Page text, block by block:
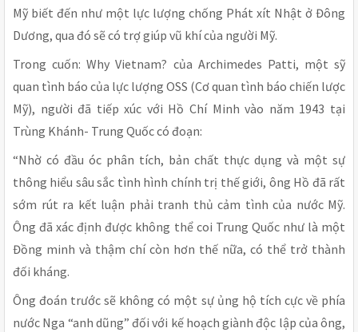
Mỹ biết đến như một lực lượng chống Phát xít Nhật ở Đông
Dương, qua đó sẽ có trợ giúp vũ khí của người Mỹ.
Trong cuốn: Why Vietnam? của Archimedes Patti, một sỹ
quan tình báo của lực lượng OSS (Cơ quan tình báo chiến lược
Mỹ), người đã tiếp xúc với Hồ Chí Minh vào năm 1943 tại
Trùng Khánh- Trung Quốc có đoạn:
“Nhờ có đầu óc phân tích, bản chất thực dụng và một sự
thông hiểu sâu sắc tình hình chính trị thế giới, ông Hồ đã rất
sớm rút ra kết luận phải tranh thủ cảm tình của nước Mỹ.
Ông đã xác định được không thể coi Trung Quốc như là một
Đồng minh và thậm chí còn hơn thế nữa, có thể trở thành
đối kháng.
Ông đoán trước sẽ không có một sự ủng hộ tích cực về phía
nước Nga “anh dũng” đối với kế hoạch giành độc lập của ông,